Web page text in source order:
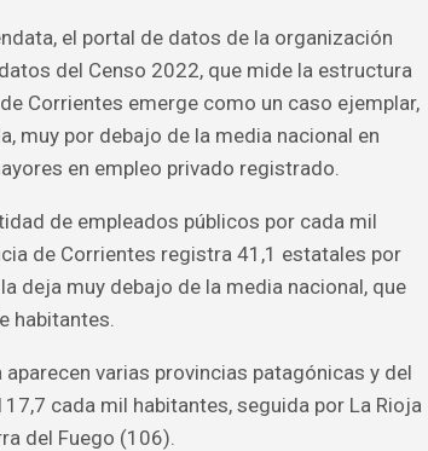
SALUD
&
el portal de datos de la organización
del Censo 2022, que mide la estructura
Corrientes emerge como un caso ejemplar,
muy por debajo de la media nacional en
en empleo privado registrado.
de empleados públicos por cada mil
de Corrientes registra 41,1 estatales por
deja muy debajo de la media nacional, que
habitantes.
varias provincias patagónicas y del
cada mil habitantes, seguida por La Rioja
del Fuego (106).